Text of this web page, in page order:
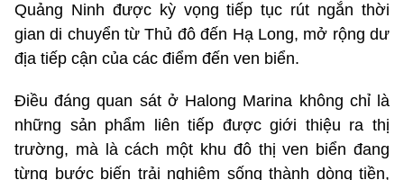
Quảng Ninh được kỳ vọng tiếp tục rút ngắn thời
gian di chuyển từ Thủ đô đến Hạ Long, mở rộng dư
địa tiếp cận của các điểm đến ven biển.
Điều đáng quan sát ở Halong Marina không chỉ là
những sản phẩm liên tiếp được giới thiệu ra thị
trường, mà là cách một khu đô thị ven biển đang
từng bước biến trải nghiệm sống thành dòng tiền,